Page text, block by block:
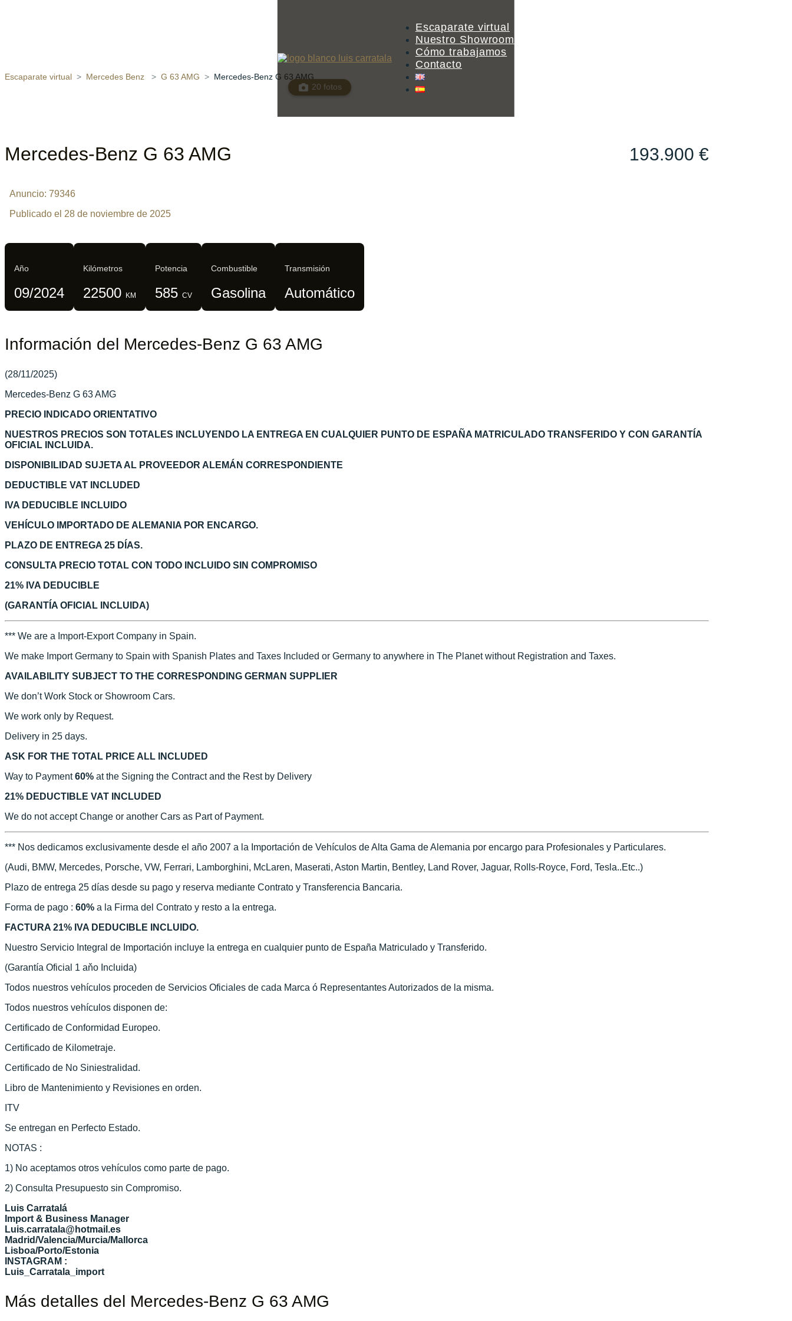
Escaparate virtual
Nuestro Showroom
Cómo trabajamos
Contacto
Escaparate virtual Mercedes Benz G 63 AMG
Mercedes-Benz G 63 AMG
20 fotos
Mercedes-Benz G 63 AMG 193.900 €
Anuncio: 79346
Publicado el 28 de noviembre de 2025
Año
09/2024
Kilómetros
22500 KM
Potencia
585 CV
Combustible
Gasolina
Transmisión
Automático
Información del Mercedes-Benz G 63 AMG
(28/11/2025)
Mercedes-Benz G 63 AMG
PRECIO INDICADO ORIENTATIVO
NUESTROS PRECIOS SON TOTALES INCLUYENDO LA ENTREGA EN CUALQUIER PUNTO DE ESPAÑA MATRICULADO TRANSFERIDO Y CON GARANTÍA
OFICIAL INCLUIDA.
DISPONIBILIDAD SUJETA AL PROVEEDOR ALEMÁN CORRESPONDIENTE
DEDUCTIBLE VAT INCLUDED
IVA DEDUCIBLE INCLUIDO
VEHÍCULO IMPORTADO DE ALEMANIA POR ENCARGO.
PLAZO DE ENTREGA 25 DÍAS.
CONSULTA PRECIO TOTAL CON TODO INCLUIDO SIN COMPROMISO
21% IVA DEDUCIBLE
(GARANTÍA OFICIAL INCLUIDA)
*** We are a Import-Export Company in Spain.
We make Import Germany to Spain with Spanish Plates and Taxes Included or Germany to anywhere in The Planet without Registration and Taxes.
AVAILABILITY SUBJECT TO THE CORRESPONDING GERMAN SUPPLIER
We don’t Work Stock or Showroom Cars.
We work only by Request.
Delivery in 25 days.
ASK FOR THE TOTAL PRICE ALL INCLUDED
Way to Payment60% at the Signing the Contract and the Rest by Delivery
21% DEDUCTIBLE VAT INCLUDED
We do not accept Change or another Cars as Part of Payment.
*** Nos dedicamos exclusivamente desde el año 2007 a la Importación de Vehículos de Alta Gama de Alemania por encargo para Profesionales y Particulares.
(Audi, BMW, Mercedes, Porsche, VW, Ferrari, Lamborghini, McLaren, Maserati, Aston Martin, Bentley, Land Rover, Jaguar, Rolls-Royce, Ford, Tesla..Etc..)
Plazo de entrega 25 días desde su pago y reserva mediante Contrato y Transferencia Bancaria.
Forma de pago : 60% a la Firma del Contrato y resto a la entrega.
FACTURA 21% IVA DEDUCIBLE INCLUIDO.
Nuestro Servicio Integral de Importación incluye la entrega en cualquier punto de España Matriculado y Transferido.
(Garantía Oficial 1 aňo Incluida)
Todos nuestros vehículos proceden de Servicios Oficiales de cada Marca ó Representantes Autorizados de la misma.
Todos nuestros vehículos disponen de:
Certificado de Conformidad Europeo.
Certificado de Kilometraje.
Certificado de No Siniestralidad.
Libro de Mantenimiento y Revisiones en orden.
ITV
Se entregan en Perfecto Estado.
NOTAS :
1) No aceptamos otros vehículos como parte de pago.
2) Consulta Presupuesto sin Compromiso.
Luis Carratalá
Import & Business Manager
Luis.carratala@hotmail.es
Madrid/Valencia/Murcia/Mallorca
Lisboa/Porto/Estonia
INSTAGRAM :
Luis_Carratala_import
Más detalles del Mercedes-Benz G 63 AMG